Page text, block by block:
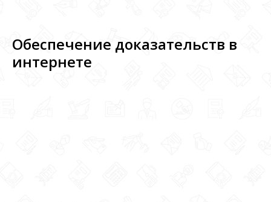
Обеспечение доказательств в
интернете